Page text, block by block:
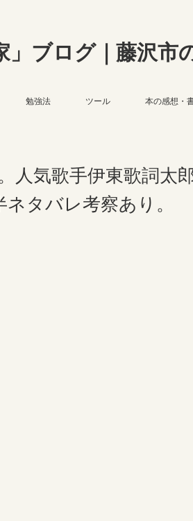
」ブログ｜藤沢市
勉強法 ツール 本の感想・
人気歌手伊東歌詞太
タバレ考察あり。